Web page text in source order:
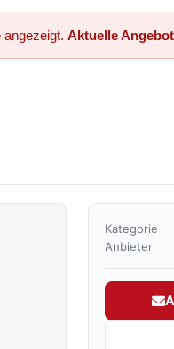
Aktuelle
Kategorie
Anbieter